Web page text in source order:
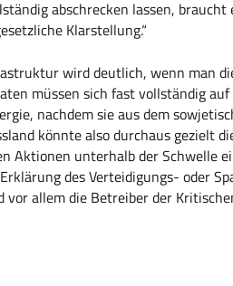
abschrecken lassen,
Klarstellung.“
wird deutlich, wenn man
müssen sich fast vollständig
nachdem sie aus dem
könnte also durchaus gezielt
Aktionen unterhalb der Schwelle
des Verteidigungs- oder
vor allem die Betreiber der